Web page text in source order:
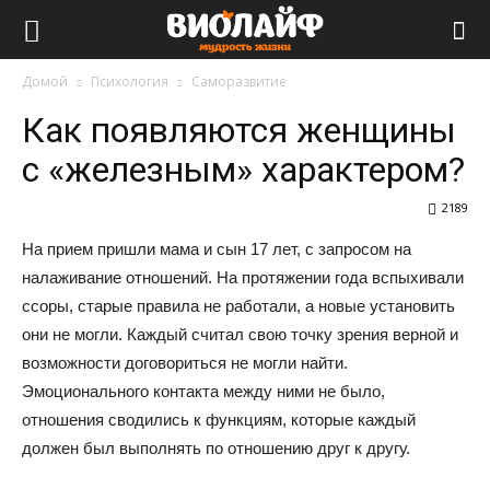
Домой Психология Саморазвитие
Как появляются женщины
с «железным» характером?
2189
На прием пришли мама и сын 17 лет, с запросом на
налаживание отношений. На протяжении года вспыхивали
ссоры, старые правила не работали, а новые установить
они не могли. Каждый считал свою точку зрения верной и
возможности договориться не могли найти.
Эмоционального контакта между ними не было,
отношения сводились к функциям, которые каждый
должен был выполнять по отношению друг к другу.